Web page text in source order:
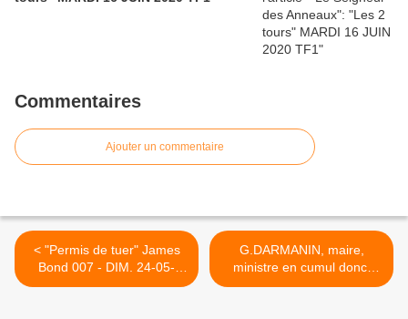
Commentaires
Ajouter un commentaire
< "Permis de tuer" James
Bond 007 - DIM. 24-05-
2020 -France 4
G.DARMANIN, maire,
ministre en cumul donc,
quels sont ses desseins ? >